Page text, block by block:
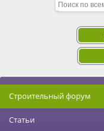
Строительный форум
Статьи